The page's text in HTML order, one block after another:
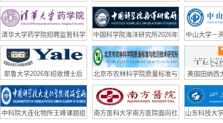
事
队招
清华大学药学院招聘监管科学
方向科研助理、青年学者公告
中国科学院海洋研究所2026年
博士后招聘公告
中山大学－
聘博士后
耶鲁大学2026年招收博士后
北京市农林科学院质量标准与
检测技术研究所招聘合同制科
研助理/联培学生
美国田纳西
招2D
中科院大连化物所王峰课题组
南方医科大学南方医院面向社
山东科技大